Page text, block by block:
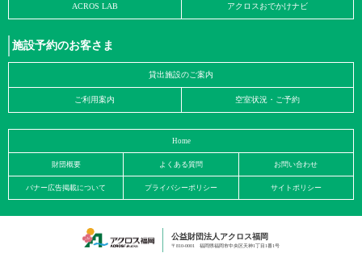
ACROS LAB アクロスおでかけナビ
施設予約のお客さま
貸出施設のご案内
ご利用案内 空室状況・ご予約
Home
財団概要 よくある質問 お問い合わせ
バナー広告掲載について プライバシーポリシー サイトポリシー
公益財団法人アクロス福岡
〒810-0001 福岡県福岡市中央区天神1丁目1番1号